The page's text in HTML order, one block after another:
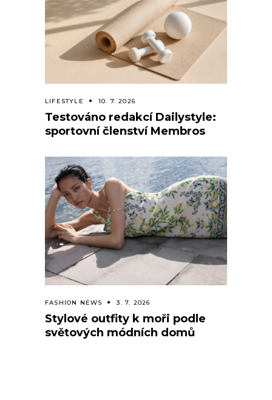
LIFESTYLE 10. 7. 2026
Testováno redakcí Dailystyle:
sportovní členství Membros
FASHION NEWS 3. 7. 2026
Stylové outfity k moři podle
světových módních domů